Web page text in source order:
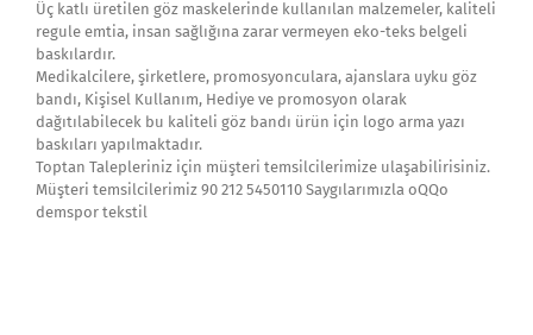
Üç katlı üretilen göz maskelerinde kullanılan malzemeler, kaliteli
regule emtia, insan sağlığına zarar vermeyen eko-teks belgeli
baskılardır.
Medikalcilere, şirketlere, promosyonculara, ajanslara uyku göz
bandı, Kişisel Kullanım, Hediye ve promosyon olarak
dağıtılabilecek bu kaliteli göz bandı ürün için logo arma yazı
baskıları yapılmaktadır.
Toptan Talepleriniz için müşteri temsilcilerimize ulaşabilirisiniz.
Müşteri temsilcilerimiz 90 212 5450110 Saygılarımızla oQQo
demspor tekstil